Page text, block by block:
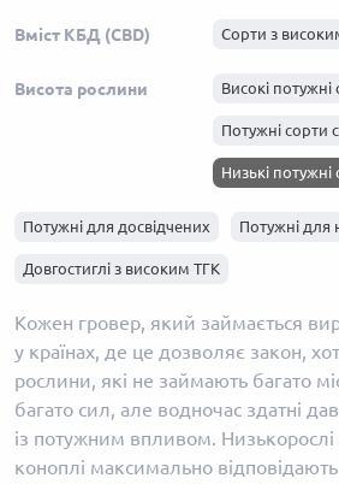
Вміст КБД (CBD) Сорти з
Висота рослини Високі потужні
Потужні сорти
Низькі потужні
Потужні для досвідчених Потужні для
Довгостиглі з високим ТГК
Кожен гровер, який займається
у країнах, де це дозволяє закон,
рослини, які не займають багато
багато сил, але водночас здатні
із потужним впливом. Низькорослі
коноплі максимально